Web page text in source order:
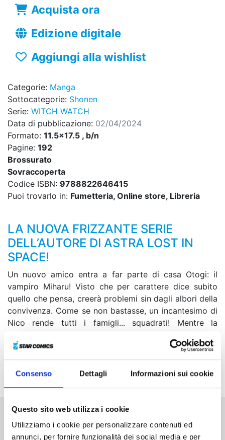
Consenso Dettagli Informazioni sui cookie
Questo sito web utilizza i cookie
Utilizziamo i cookie per personalizzare contenuti ed
annunci, per fornire funzionalità dei social media e per
Acquista ora
Edizione digitale
Aggiungi alla wishlist
Categorie: Manga
Sottocategorie: Shonen
Serie: WITCH WATCH
Data di pubblicazione: 02/04/2024
Formato: 11.5x17.5 , b/n
Pagine: 192
Brossurato
Sovraccoperta
Codice ISBN: 9788822646415
Puoi trovarlo in: Fumetteria, Online store, Libreria
LA NUOVA FRIZZANTE SERIE
DELL’AUTORE DI ASTRA LOST IN
SPACE!
Un nuovo amico entra a far parte di casa Otogi: il
vampiro Miharu! Visto che per carattere dice subito
quello che pensa, creerà problemi sin dagli albori della
convivenza. Come se non bastasse, un incantesimo di
Nico rende tutti i famigli... squadrati! Mentre la
creazione di fanzine e Morihito si lascia infervorare
dalla sua passione per i jeans, il Festival della Cultura
del liceo Asunaro si avvicina...
Altri volumi della serie